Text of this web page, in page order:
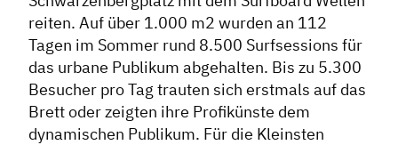
reiten. Auf über 1.000 m2 wurden an 112
Tagen im Sommer rund 8.500 Surfsessions für
das urbane Publikum abgehalten. Bis zu 5.300
Besucher pro Tag trauten sich erstmals auf das
Brett oder zeigten ihre Profikünste dem
dynamischen Publikum. Für die Kleinsten